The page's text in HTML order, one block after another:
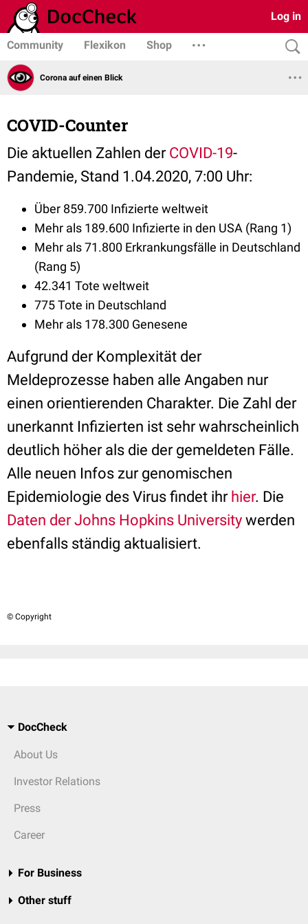
Log in
Community Flexikon Shop
Corona auf einen Blick
COVID-Counter
Die aktuellen Zahlen der COVID-19-
Pandemie, Stand 1.04.2020, 7:00 Uhr:
Über 859.700 Infizierte weltweit
Mehr als 189.600 Infizierte in den USA (Rang 1)
Mehr als 71.800 Erkrankungsfälle in Deutschland
(Rang 5)
42.341 Tote weltweit
775 Tote in Deutschland
Mehr als 178.300 Genesene
Aufgrund der Komplexität der
Meldeprozesse haben alle Angaben nur
einen orientierenden Charakter. Die Zahl der
unerkannt Infizierten ist sehr wahrscheinlich
deutlich höher als die der gemeldeten Fälle.
Alle neuen Infos zur genomischen
Epidemiologie des Virus findet ihr hier. Die
Daten der Johns Hopkins University werden
ebenfalls ständig aktualisiert.
© Copyright
DocCheck
About Us
Investor Relations
Press
Career
For Business
Other stuff